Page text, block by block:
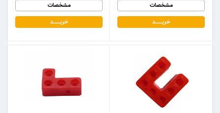
مشخصات
خریـــــــد
مشخصات
خریـــــــد